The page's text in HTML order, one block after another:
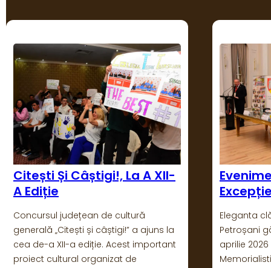
Eveniment Cultural De
Excepție La Petroșani
Eleganta clădire La Belle Epoque din
Petroșani găzduiește în perioada 16-17
aprilie 2026 Colocviul Național de
Memorialistică și Eseu „Ion D. Sîrbu”.
Eternul
În fiecare
sărbătorită
Judeţeană
Hunedoara